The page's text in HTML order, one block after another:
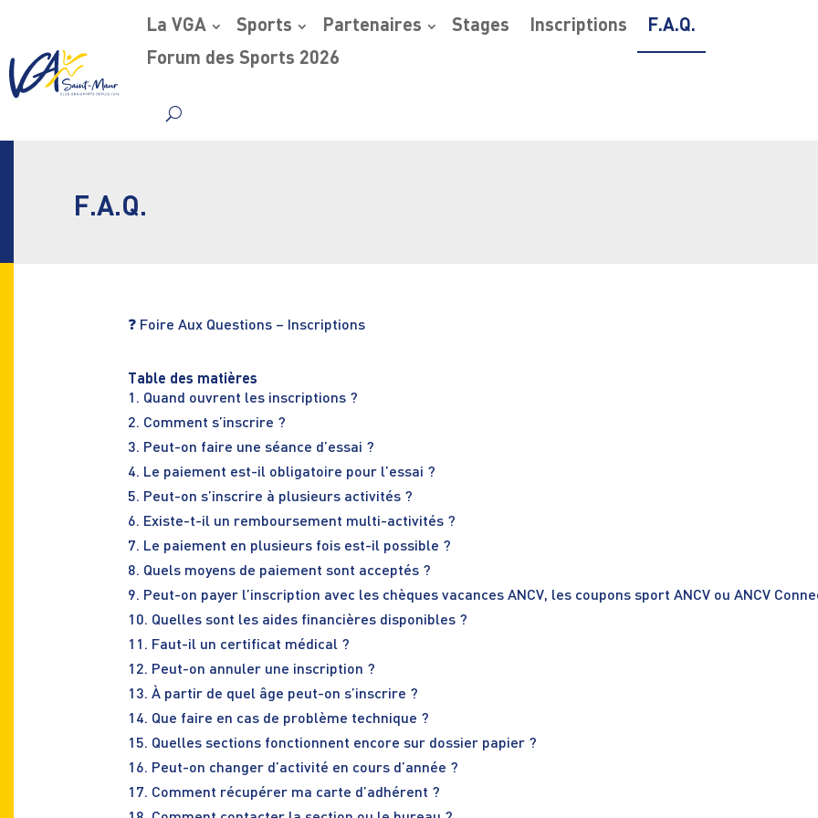
La VGA Sports Partenaires Stages Inscriptions
F.A.Q.
Forum des Sports 2026
F.A.Q.
❓ Foire Aux Questions – Inscriptions
Table des matières
1. Quand ouvrent les inscriptions ?
2. Comment s’inscrire ?
3. Peut-on faire une séance d’essai ?
4. Le paiement est-il obligatoire pour l’essai ?
5. Peut-on s’inscrire à plusieurs activités ?
6. Existe-t-il un remboursement multi-activités ?
7. Le paiement en plusieurs fois est-il possible ?
8. Quels moyens de paiement sont acceptés ?
9. Peut-on payer l’inscription avec les chèques vacances ANCV, les coupons sport ANCV ou ANCV
10. Quelles sont les aides financières disponibles ?
11. Faut-il un certificat médical ?
12. Peut-on annuler une inscription ?
13. À partir de quel âge peut-on s’inscrire ?
14. Que faire en cas de problème technique ?
15. Quelles sections fonctionnent encore sur dossier papier ?
16. Peut-on changer d’activité en cours d’année ?
17. Comment récupérer ma carte d’adhérent ?